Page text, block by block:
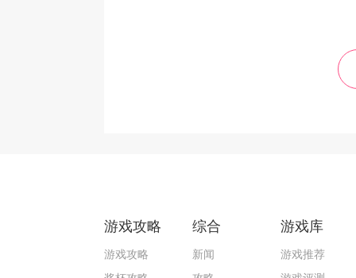
游戏攻略
游戏攻略
综合
新闻
游戏库
游戏推荐